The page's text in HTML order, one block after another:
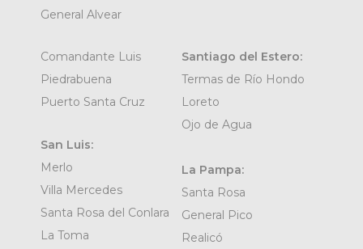
General Alvear
Comandante Luis
Piedrabuena
Puerto Santa Cruz
San Luis:
Merlo
Villa Mercedes
Santa Rosa del Conlara
La Toma
Santiago del Estero:
Termas de Río Hondo
Loreto
Ojo de Agua
La Pampa:
Santa Rosa
General Pico
Realicó